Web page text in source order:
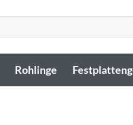
Rohlinge